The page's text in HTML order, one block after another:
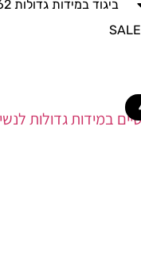
ביגוד במידות גדולות 42-62
SALE